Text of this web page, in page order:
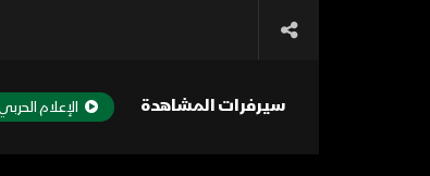
سيرفرات المشاهدة الإعلام